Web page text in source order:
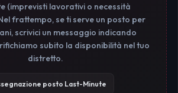
(imprevisti lavorativi o necessità
frattempo, se ti serve un posto per
scrivici un messaggio indicando
subito la disponibilità nel tuo
distretto.
posto Last-Minute